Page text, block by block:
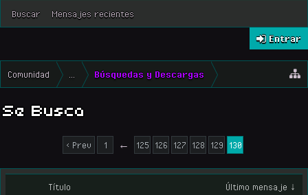
Buscar Mensajes recientes
Entrar
Comunidad Búsquedas y Descargas
Se Busca
< Prev 1 ← 125 126 127 128 129 130
Título Último mensaje ↓